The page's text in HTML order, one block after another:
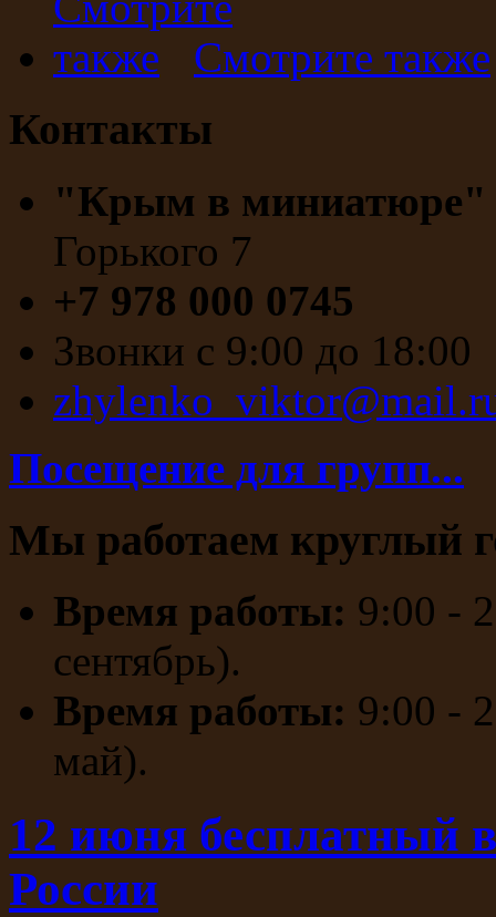
Смотрите также
Контакты
"Крым в
Горького 7
+7 978 000 0745
Звонки с 9:00 до 18:00
Посещение для групп...
Мы работаем круглый
Время работы: 9:00 -
сентябрь).
Время работы: 9:00 -
май).
12 июня бесплатный
России